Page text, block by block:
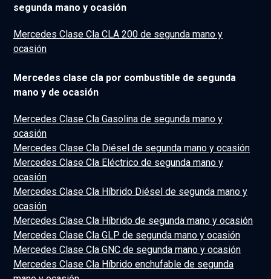
segunda mano y ocasión
Mercedes Clase Cla CLA 200 de segunda mano y
ocasión
Mercedes clase cla por combustible de segunda
mano y de ocasión
Mercedes Clase Cla Gasolina de segunda mano y
ocasión
Mercedes Clase Cla Diésel de segunda mano y ocasión
Mercedes Clase Cla Eléctrico de segunda mano y
ocasión
Mercedes Clase Cla Híbrido Diésel de segunda mano y
ocasión
Mercedes Clase Cla Híbrido de segunda mano y ocasión
Mercedes Clase Cla GLP de segunda mano y ocasión
Mercedes Clase Cla GNC de segunda mano y ocasión
Mercedes Clase Cla Híbrido enchufable de segunda